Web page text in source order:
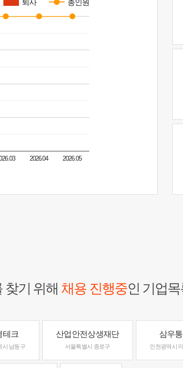
퇴사 총인원
2026.04 2026.05
찾기 위해 채용 진행중인 기업
테크
시 남동구
산업안전상생재단
서울특별시 종로구
삼우
인천광역시